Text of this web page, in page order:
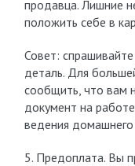
продавца. Лишние
положить себе в
Совет:
деталь. Для
сообщить, что вам
документ на
ведения
5. Предоплата. Вы